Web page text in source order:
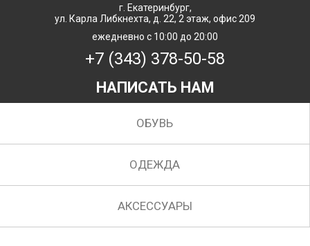
г. Екатеринбург,
ул. Карла Либкнехта, д. 22, 2 этаж, офис 209
ежедневно с 10:00 до 20:00
+7 (343) 378-50-58
НАПИСАТЬ НАМ
ОБУВЬ
ОДЕЖДА
АКСЕССУАРЫ